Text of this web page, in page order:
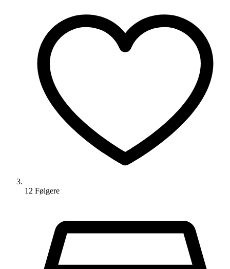
12 Følgere